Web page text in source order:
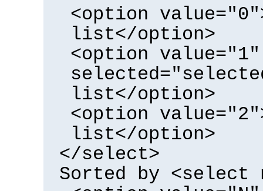
<option
list</option>
<option value="1"
list</option>
<option
list</option>
</select>
Sorted by <select